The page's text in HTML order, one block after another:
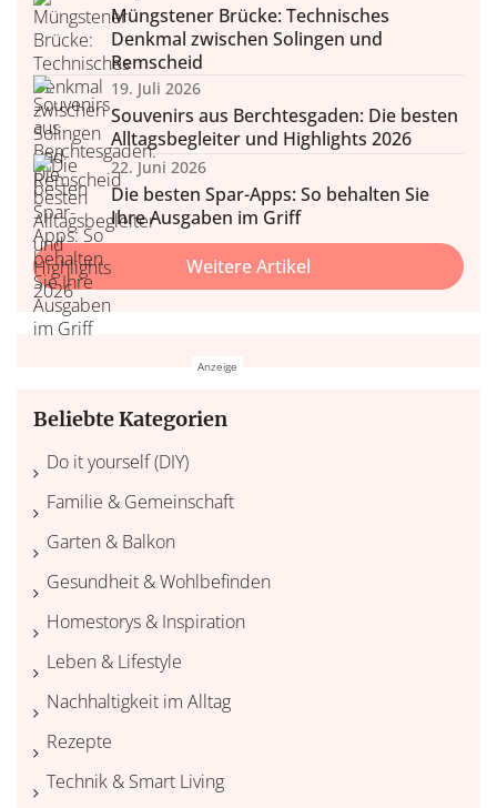
Müngstener Brücke: Technisches
Denkmal zwischen Solingen und
Remscheid
19. Juli 2026
Souvenirs aus Berchtesgaden: Die besten
Alltagsbegleiter und Highlights 2026
22. Juni 2026
Die besten Spar-Apps: So behalten Sie
Ihre Ausgaben im Griff
Weitere Artikel
Beliebte Kategorien
Do it yourself (DIY)
Familie & Gemeinschaft
Garten & Balkon
Gesundheit & Wohlbefinden
Homestorys & Inspiration
Leben & Lifestyle
Nachhaltigkeit im Alltag
Rezepte
Technik & Smart Living